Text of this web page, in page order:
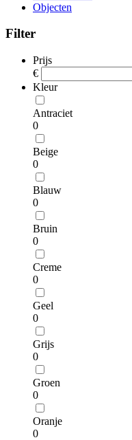
Objecten
Filter
Prijs
€
Kleur
Antraciet
0
Beige
0
Blauw
0
Bruin
0
Creme
0
Geel
0
Grijs
0
Groen
0
Oranje
0